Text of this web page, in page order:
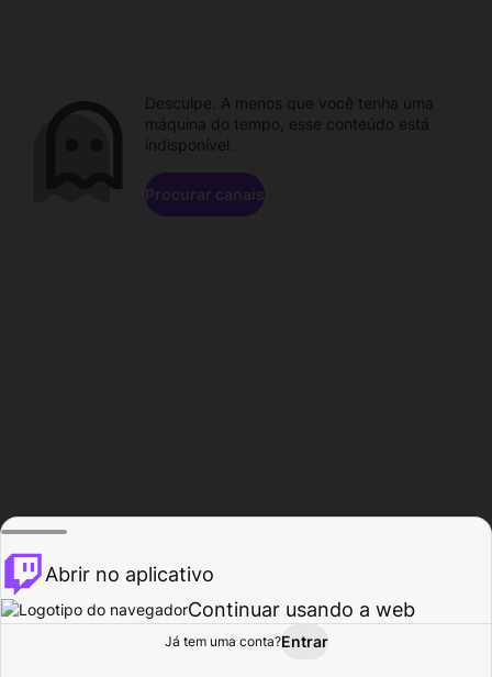
Procurar Atividade
Desculpe. A menos que você tenha uma
máquina do tempo, esse conteúdo está
indisponível.
Procurar canais
Abrir no aplicativo
Continuar usando a web
Já tem uma conta?Entrar